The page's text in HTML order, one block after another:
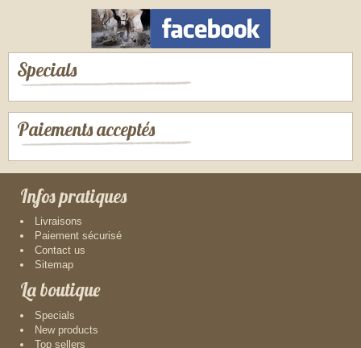
Specials
Paiements acceptés
Infos pratiques
Livraisons
Paiement sécurisé
Contact us
Sitemap
La boutique
Specials
New products
Top sellers